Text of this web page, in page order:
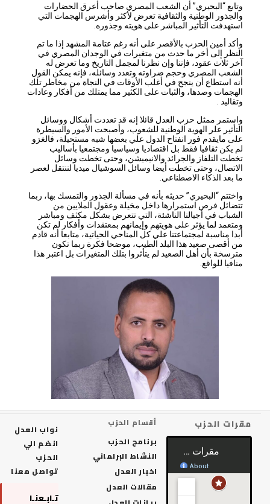
وتابع “البحيري” أن الشعب المصري صاحب أعرق الحضارات
والجذور الوطنية والثقافية تعرض لأكثر وأشرس الهجمات التي
استهدفت التأثير المباشر على هويته وجذوره.
وأكد أمين الحزب بالأقصر على أنه رغم عتامة المشهد إذا ما تم
النظر إلى أخر ما حدث من متغيرات في الوجدان المصري في
آخر ثلاث عقود، فإننا وإن نظرنا لمجمل التاريخ وما تعرض له
الشعب المصري وحجم ضراوته وتعدد وسائله، فإنه يمكن القول
أنه استطاع أن ينجح في أغلب الأوقات في النجاة من مخاطر تلك
الهجمات وصدها، والثبات على الكثير مما يمتلك من أفكار وعادات
وتقاليد .
واستمر ممثل حزب العدل قائلا إنه قد تعددت أشكال ووسائل
التأثير علر الهوية الوطنية للشعوب، وأصبحت الأمور والسيطرة
على مايقدم فور انفتاح الدول علي بعضها شبه مستحيلة، فالغزو
لم يكن ثقافيا فقط بل اقتصاديا وسياسيا ومجتمعيا بأساليب
تخطت التلفاز والجرائد والانيميشن، وحتى تخطت وسائل
الاتصال، وحتى تخطت أيضا وسائل السوشيال ميديا لننتقل لعصر
ما بعد الذكاء الاصطناعي.
واختتم “البحيري” حديثه بأنه في مسألة الجذور والتمسك بها، ربما
تتضائل فرص استمرارها داخل مخيلة وعقول الملايين من
الشباب في أجيالنا الناشئة، التي تتعرض بشكل مكثف ومباشر
ومتعمد لما يؤثر على هويتهم وإيمانهم بمعتقدات وأفكار لم تكن
أبدا مناسبة لمجتماعتنا علي كل المناحي الحياتية، متابعا أنه قادم
من أقصى صعيد هذا البلد الطيب، موضحا فكرة ربما تكون
مترسخة بأن أهل الصعيد لم يتأثروا بتلك المتغيرات بل اعتبر هذا
منافيا للواقع.
الحزب أقسام الحزب
برنامج الحزب
النشاط البرلماني
اخبار العدل
مقالات العدل
نواب العدل
انضم الي
تواصل معنا
تـابـعنـا